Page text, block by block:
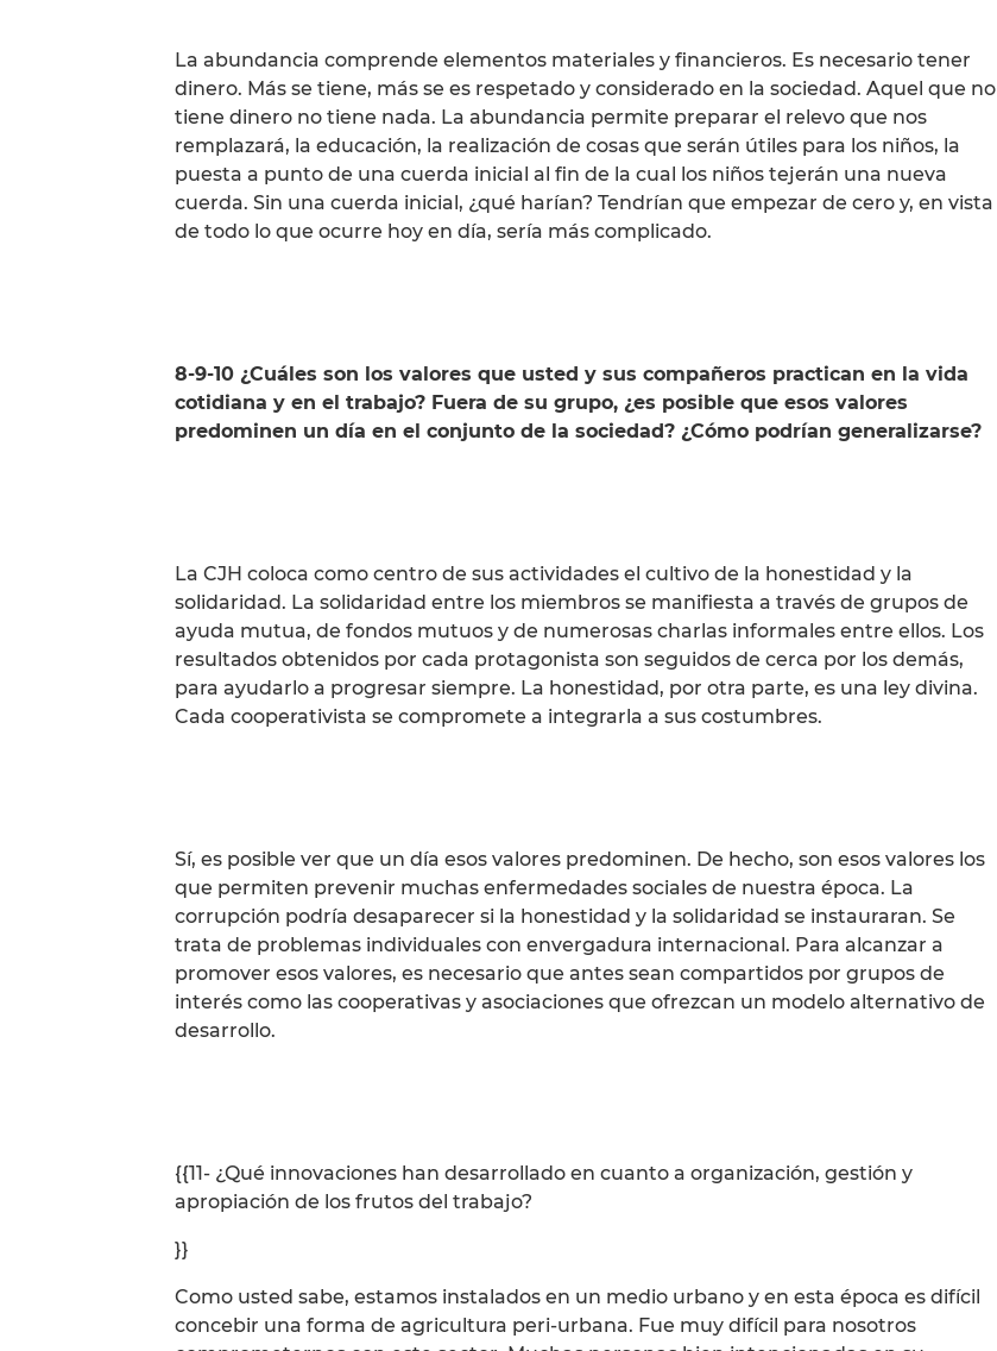
La abundancia comprende elementos materiales y financieros. Es necesario tener
dinero. Más se tiene, más se es respetado y considerado en la sociedad. Aquel que no
tiene dinero no tiene nada. La abundancia permite preparar el relevo que nos
remplazará, la educación, la realización de cosas que serán útiles para los niños, la
puesta a punto de una cuerda inicial al fin de la cual los niños tejerán una nueva
cuerda. Sin una cuerda inicial, ¿qué harían? Tendrían que empezar de cero y, en vista
de todo lo que ocurre hoy en día, sería más complicado.
8-9-10 ¿Cuáles son los valores que usted y sus compañeros practican en la vida
cotidiana y en el trabajo? Fuera de su grupo, ¿es posible que esos valores
predominen un día en el conjunto de la sociedad? ¿Cómo podrían generalizarse?
La CJH coloca como centro de sus actividades el cultivo de la honestidad y la
solidaridad. La solidaridad entre los miembros se manifiesta a través de grupos de
ayuda mutua, de fondos mutuos y de numerosas charlas informales entre ellos. Los
resultados obtenidos por cada protagonista son seguidos de cerca por los demás,
para ayudarlo a progresar siempre. La honestidad, por otra parte, es una ley divina.
Cada cooperativista se compromete a integrarla a sus costumbres.
Sí, es posible ver que un día esos valores predominen. De hecho, son esos valores los
que permiten prevenir muchas enfermedades sociales de nuestra época. La
corrupción podría desaparecer si la honestidad y la solidaridad se instauraran. Se
trata de problemas individuales con envergadura internacional. Para alcanzar a
promover esos valores, es necesario que antes sean compartidos por grupos de
interés como las cooperativas y asociaciones que ofrezcan un modelo alternativo de
desarrollo.
{{11- ¿Qué innovaciones han desarrollado en cuanto a organización, gestión y
apropiación de los frutos del trabajo?
}}
Como usted sabe, estamos instalados en un medio urbano y en esta época es difícil
concebir una forma de agricultura peri-urbana. Fue muy difícil para nosotros